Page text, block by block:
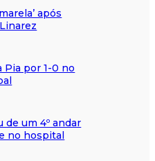
após
Pia por 1-0 no
de um 4º andar
no hospital